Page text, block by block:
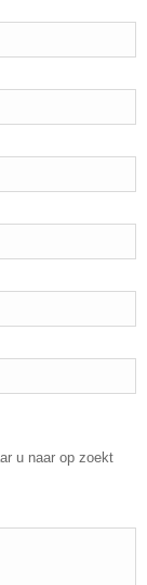
u naar op zoekt